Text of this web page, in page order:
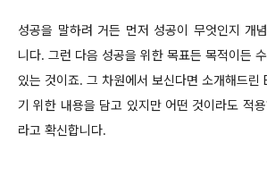
성공을 말하려 거든 먼저 성공이 무엇인지 개
니다. 그런 다음 성공을 위한 목표든 목적이든
있는 것이죠. 그 차원에서 보신다면 소개해드린
기 위한 내용을 담고 있지만 어떤 것이라도 적
라고 확신합니다.